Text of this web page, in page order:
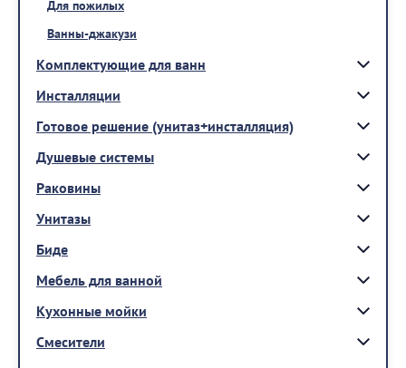
Для пожилых
Ванны-джакузи
Комплектующие для ванн
Инсталляции
Готовое решение (унитаз+инсталляция)
Душевые системы
Раковины
Унитазы
Биде
Мебель для ванной
Кухонные мойки
Смесители